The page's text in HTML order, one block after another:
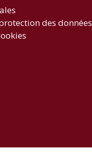
des données